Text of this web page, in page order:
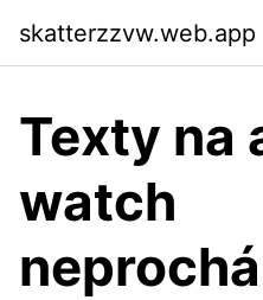
skatterzzvw.web.app
Texty na
watch